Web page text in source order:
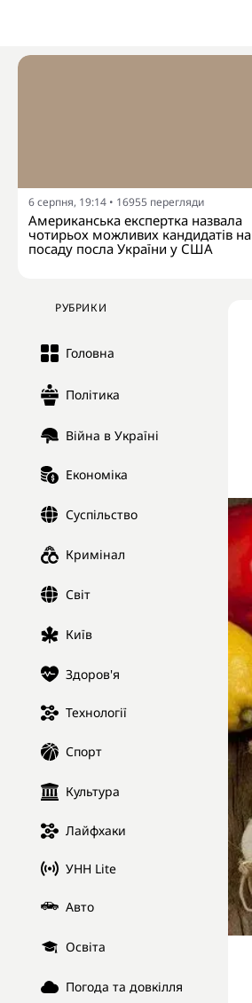
6 серпня, 19:14 • 16955 перегляди
Американська експертка назвала
чотирьох можливих кандидатів на
посаду посла України у США
РУБРИКИ
Головна
Політика
Війна в Україні
Економіка
Суспільство
Кримінал
Світ
Київ
Здоров'я
Технології
Спорт
Культура
Лайфхаки
УНН Lite
Авто
Освіта
Погода та довкілля